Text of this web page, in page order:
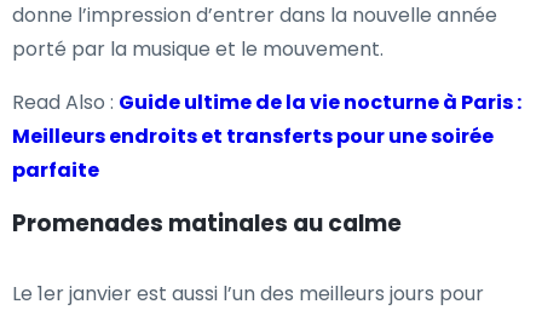
donne l’impression d’entrer dans la nouvelle année
porté par la musique et le mouvement.
Read Also : Guide ultime de la vie nocturne à Paris :
Meilleurs endroits et transferts pour une soirée
parfaite
Promenades matinales au calme
Le 1er janvier est aussi l’un des meilleurs jours pour